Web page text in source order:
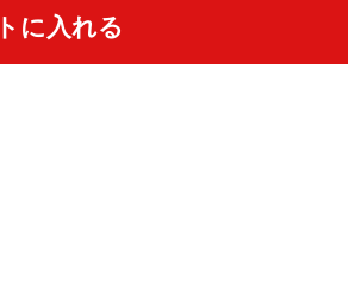
ターポリン生地。燃えにくく耐久性の高
に入れる